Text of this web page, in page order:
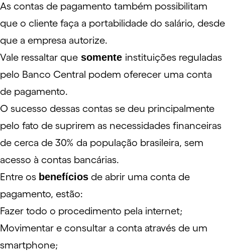
As contas de pagamento também possibilitam
que o cliente faça a portabilidade do salário, desde
que a empresa autorize.
Vale ressaltar que somente instituições reguladas
pelo Banco Central podem oferecer uma conta
de pagamento.
O sucesso dessas contas se deu principalmente
pelo fato de suprirem as necessidades financeiras
de cerca de 30% da população brasileira, sem
acesso à contas bancárias.
Entre os benefícios de abrir uma conta de
pagamento, estão:
Fazer todo o procedimento pela internet;
Movimentar e consultar a conta através de um
smartphone;